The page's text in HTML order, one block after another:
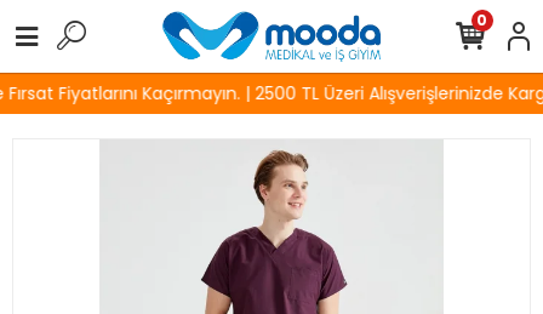
Fiyatlarını Kaçırmayın. | 2500 TL Üzeri Alışverişlerinizde
0